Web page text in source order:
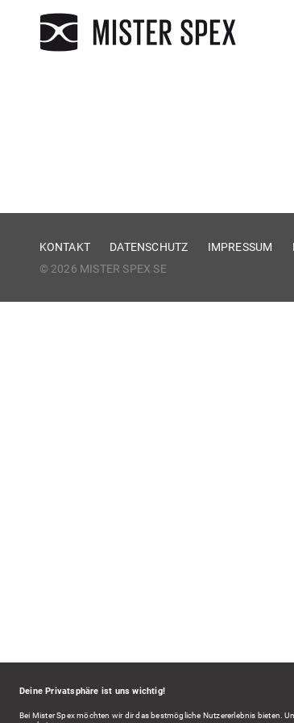
KONTAKT DATENSCHUTZ IMPRESSUM
© 2026 MISTER SPEX SE